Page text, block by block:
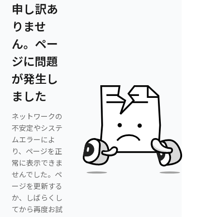
申し訳あ
りませ
ん。ペー
ジに問題
が発生し
ました
ネットワークの
不安定やシステ
ムエラーによ
り、ページを正
常に表示できま
せんでした。ペ
ージを更新する
か、しばらくし
てから再度お試